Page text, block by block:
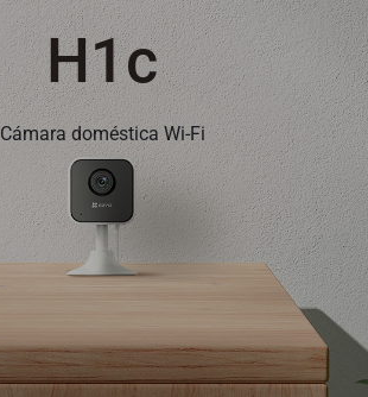
H1c
Cámara doméstica Wi-Fi